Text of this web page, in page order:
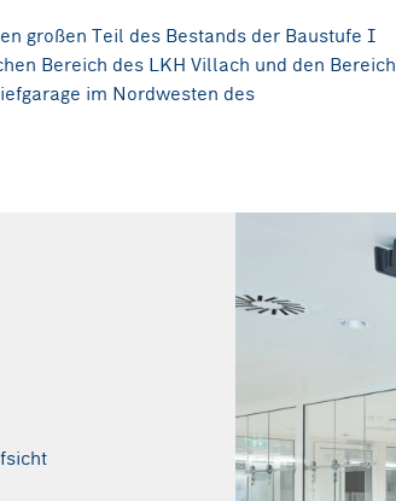
großen Teil des Bestands der Baustufe I
Bereich des LKH Villach und den Bereich
im Nordwesten des